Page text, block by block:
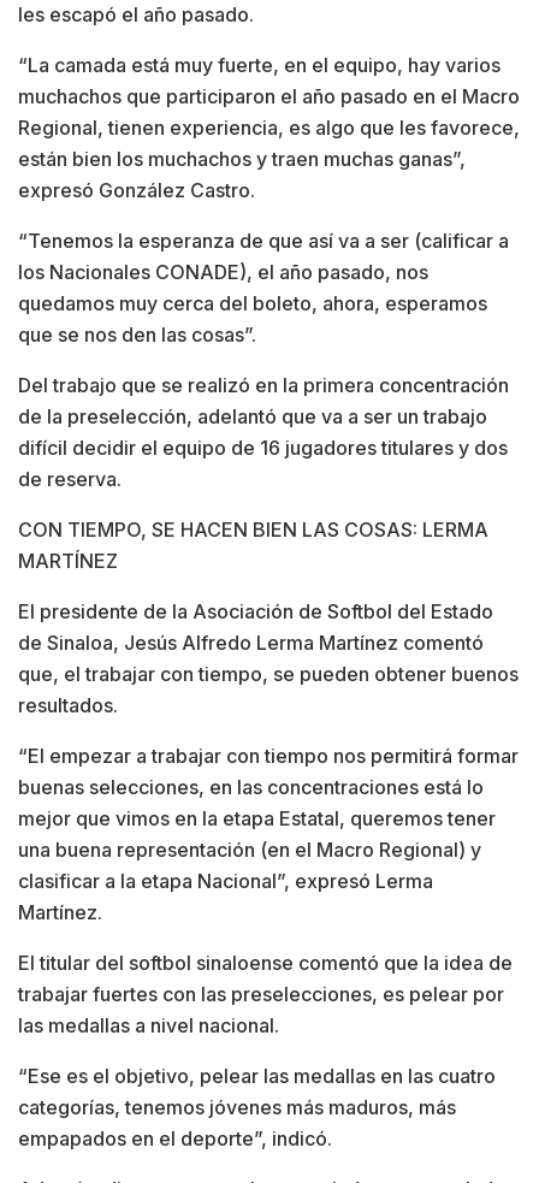
les escapó el año pasado.
“La camada está muy fuerte, en el equipo, hay varios
muchachos que participaron el año pasado en el Macro
Regional, tienen experiencia, es algo que les favorece,
están bien los muchachos y traen muchas ganas”,
expresó González Castro.
“Tenemos la esperanza de que así va a ser (calificar a
los Nacionales CONADE), el año pasado, nos
quedamos muy cerca del boleto, ahora, esperamos
que se nos den las cosas”.
Del trabajo que se realizó en la primera concentración
de la preselección, adelantó que va a ser un trabajo
difícil decidir el equipo de 16 jugadores titulares y dos
de reserva.
CON TIEMPO, SE HACEN BIEN LAS COSAS: LERMA
MARTÍNEZ
El presidente de la Asociación de Softbol del Estado
de Sinaloa, Jesús Alfredo Lerma Martínez comentó
que, el trabajar con tiempo, se pueden obtener buenos
resultados.
“El empezar a trabajar con tiempo nos permitirá formar
buenas selecciones, en las concentraciones está lo
mejor que vimos en la etapa Estatal, queremos tener
una buena representación (en el Macro Regional) y
clasificar a la etapa Nacional”, expresó Lerma
Martínez.
El titular del softbol sinaloense comentó que la idea de
trabajar fuertes con las preselecciones, es pelear por
las medallas a nivel nacional.
“Ese es el objetivo, pelear las medallas en las cuatro
categorías, tenemos jóvenes más maduros, más
empapados en el deporte”, indicó.